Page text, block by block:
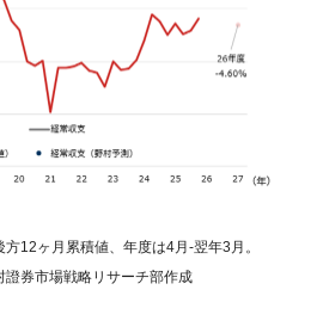
方12ヶ月累積値、年度は4月-翌年3月。
證券市場戦略リサーチ部作成